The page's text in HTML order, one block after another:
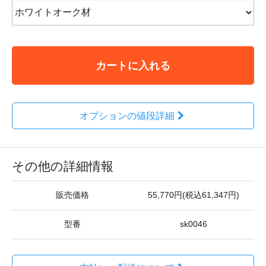
カートに入れる
オプションの値段詳細
その他の詳細情報
販売価格 55,770円(税込61,347円)
型番 sk0046